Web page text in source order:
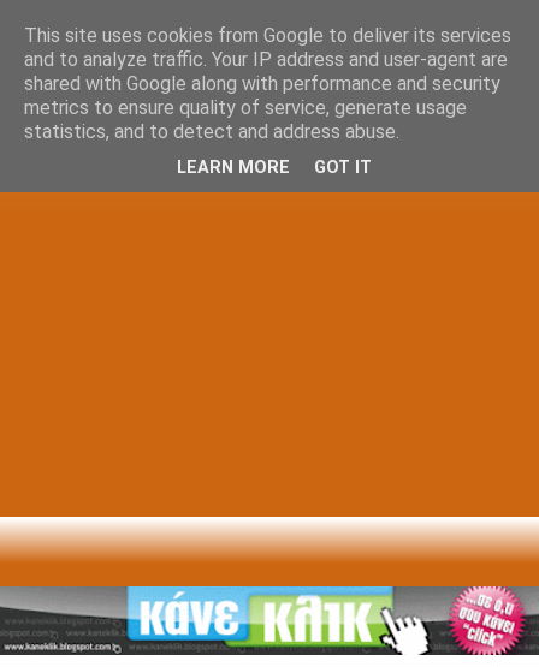
This site uses cookies from Google to deliver its services
and to analyze traffic. Your IP address and user-agent are
shared with Google along with performance and security
metrics to ensure quality of service, generate usage
statistics, and to detect and address abuse.
LEARN MORE GOT IT